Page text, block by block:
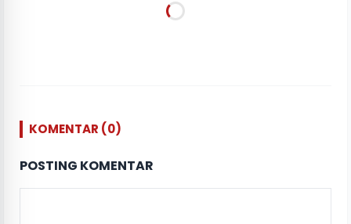
KOMENTAR (0)
POSTING KOMENTAR